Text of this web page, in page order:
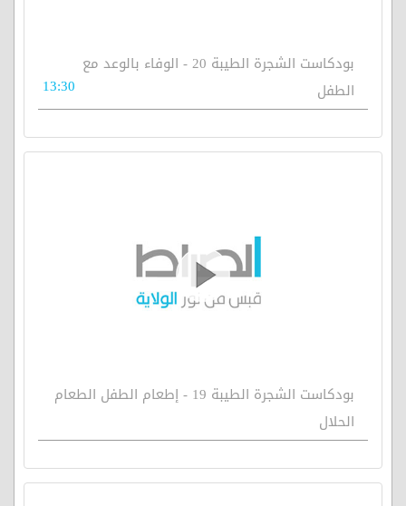
بودكاست الشجرة الطيبة 20 - الوفاء بالوعد مع
الطفل
13:30
بودكاست الشجرة الطيبة 19 - إطعام الطفل الطعام
الحلال